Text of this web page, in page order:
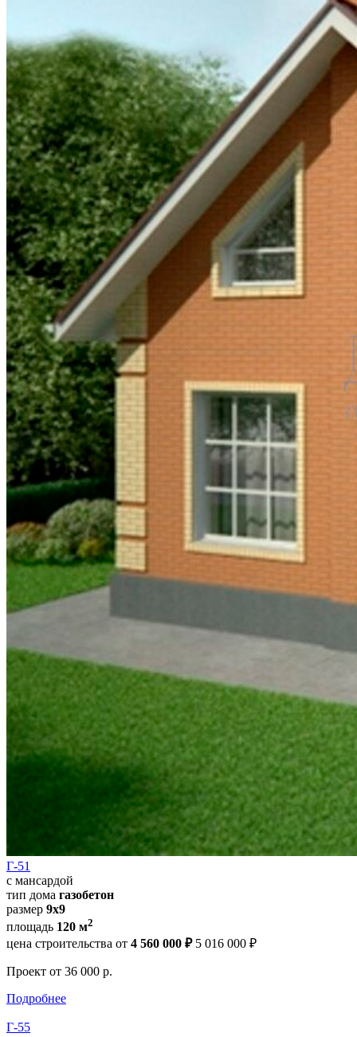
Г-51
с мансардой
тип дома газобетон
размер 9х9
площадь 120 м2
цена строительства от 4 560 000 ₽ 5 016 000 ₽
Проект от 36 000 р.
Подробнее
Г-55